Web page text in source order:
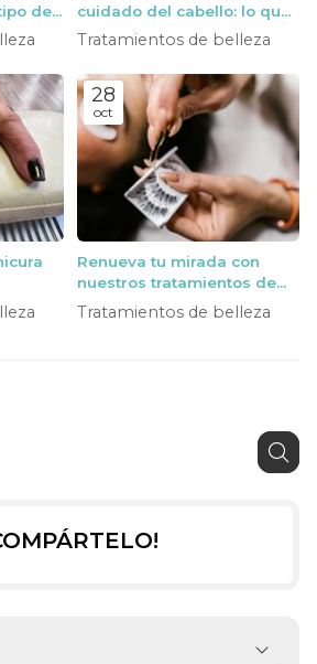
de
cuidado del cabello: lo que
de verdad funciona
Tratamientos de belleza
28
oct
Renueva tu mirada con
nuestros tratamientos de
cejas y pestañas
Tratamientos de belleza